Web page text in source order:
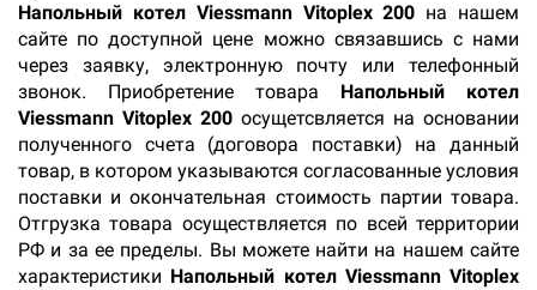
Напольный котел Viessmann Vitoplex 200 на нашем
сайте по доступной цене можно связавшись с нами
через заявку, электронную почту или телефонный
звонок. Приобретение товара Напольный котел
Viessmann Vitoplex 200 осущетсвляется на основании
полученного счета (договора поставки) на данный
товар, в котором указываются согласованные условия
поставки и окончательная стоимость партии товара.
Отгрузка товара осуществляется по всей территории
РФ и за ее пределы. Вы можете найти на нашем сайте
характеристики Напольный котел Viessmann Vitoplex